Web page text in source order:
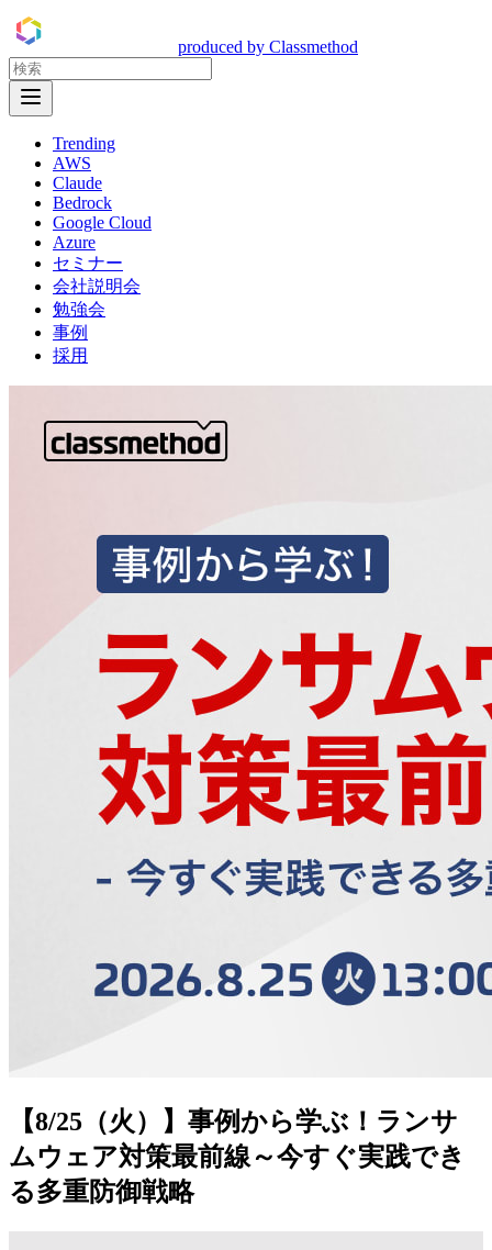
produced by Classmethod
Trending
AWS
Claude
Bedrock
Google Cloud
Azure
セミナー
会社説明会
勉強会
事例
採用
【8/25（火）】事例から学ぶ！ランサ
ムウェア対策最前線～今すぐ実践でき
る多重防御戦略